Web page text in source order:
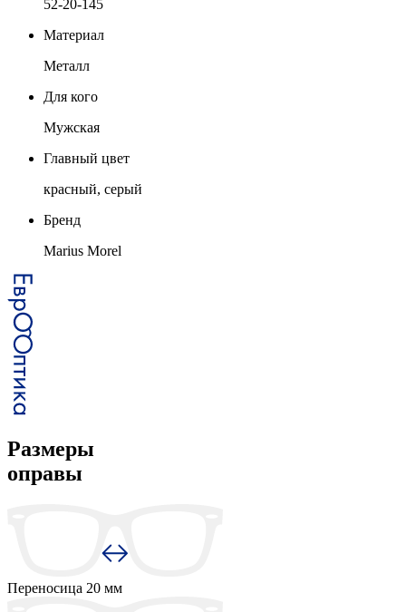
52-20-145
Материал
Металл
Для кого
Мужская
Главный цвет
красный, серый
Бренд
Marius Morel
Размеры
оправы
Переносица 20 мм